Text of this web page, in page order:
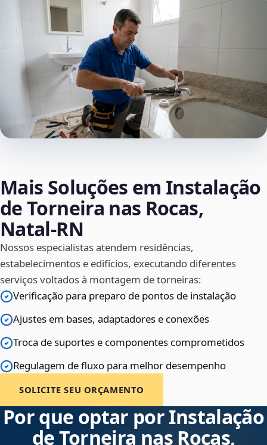
Mais Soluções em Instalação
de Torneira nas Rocas,
Natal‑RN
Nossos especialistas atendem residências,
estabelecimentos e edifícios, executando diferentes
serviços voltados à montagem de torneiras:
Verificação para preparo de pontos de instalação
Ajustes em bases, adaptadores e conexões
Troca de suportes e componentes comprometidos
Regulagem de fluxo para melhor desempenho
SOLICITE SEU ORÇAMENTO
Por que optar por Instalação
de Torneira nas Rocas,